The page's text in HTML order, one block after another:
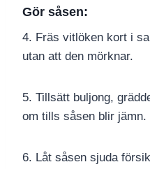
Gör såsen:
4. Fräs vitlöken kort i
utan att den mörknar.
5. Tillsätt buljong,
om tills såsen blir jämn.
6. Låt såsen sjuda